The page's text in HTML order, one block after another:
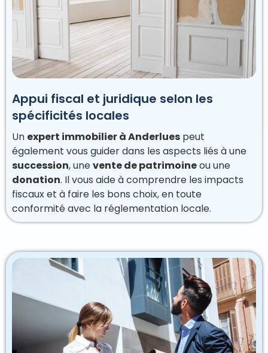
Appui fiscal et juridique selon les
spécificités locales
Un expert immobilier à Anderlues peut
également vous guider dans les aspects liés à une
succession, unevente de patrimoineou une
donation. Il vous aide à comprendre les impacts
fiscaux et à faire les bons choix, en toute
conformité avec la réglementation locale.